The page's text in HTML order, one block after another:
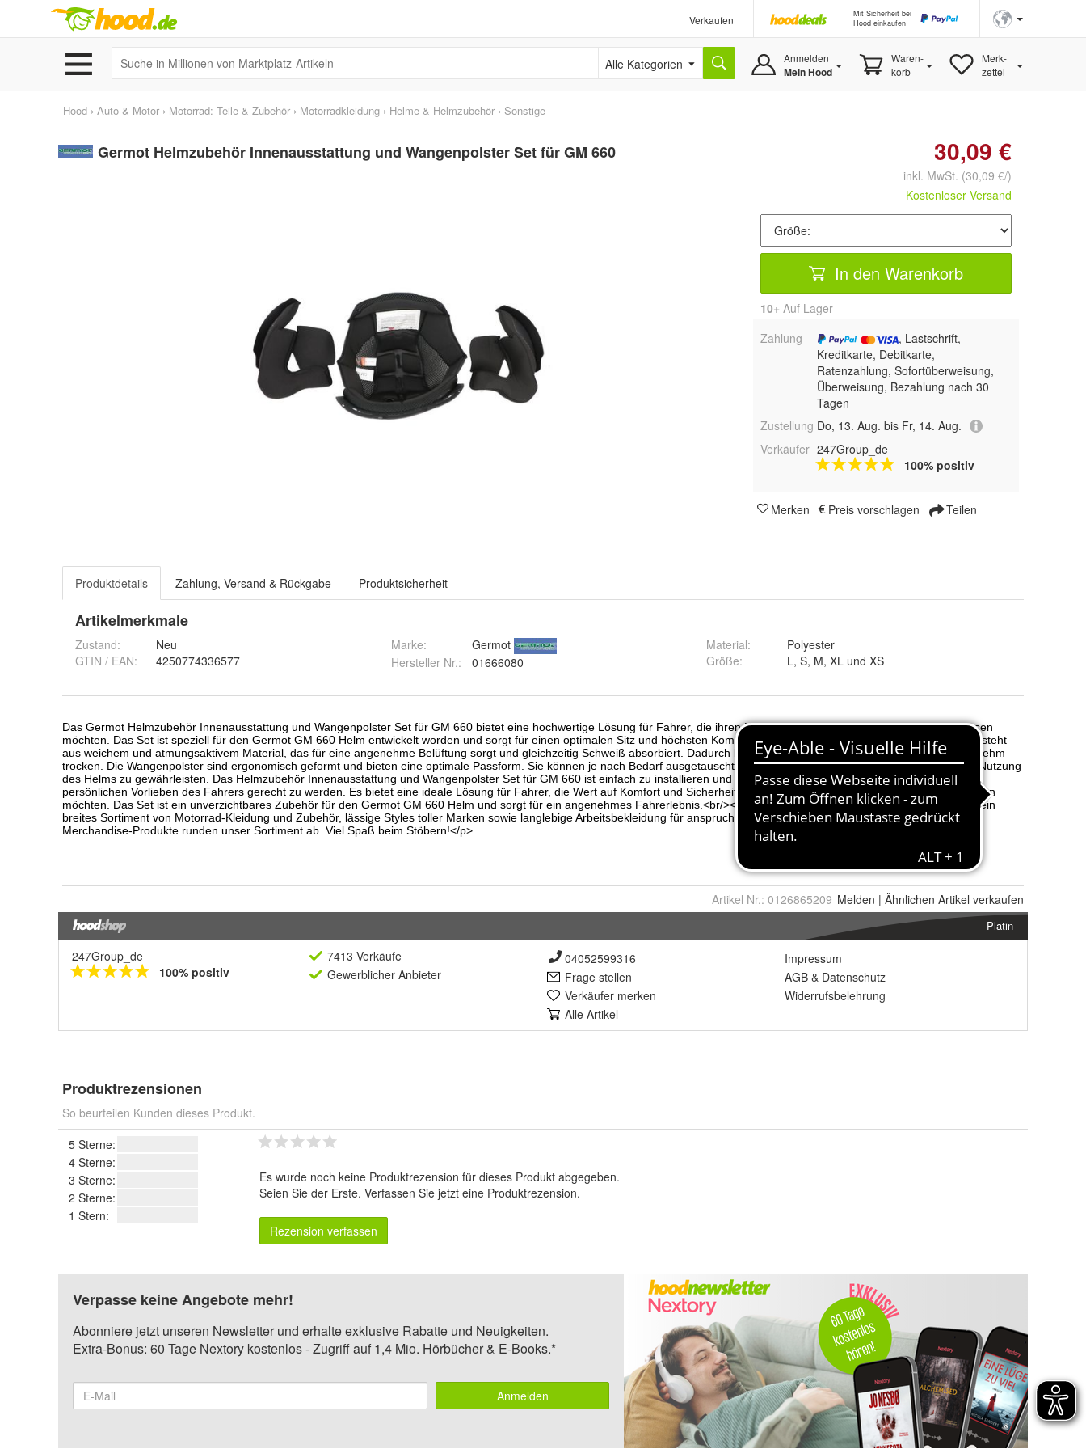
Verkaufen
Mit Sicherheit bei
Hood einkaufen
Alle Kategorien Anmelden
Mein Hood
Waren-
korb
Merk-
zettel
Hood › Auto & Motor › Motorrad: Teile & Zubehör › Motorradkleidung › Helme & Helmzubehör › Sonstige
Germot Helmzubehör Innenausstattung und Wangenpolster Set für GM 660 30,09 €
inkl. MwSt. (30,09 €/)
Kostenloser Versand
In den Warenkorb
10+ Auf Lager
Zahlung
, Lastschrift,
Kreditkarte, Debitkarte,
Ratenzahlung, Sofortüberweisung,
Überweisung, Bezahlung nach 30
Tagen
Zustellung Do, 13. Aug. bis Fr, 14. Aug.
Verkäufer 247Group_de
100% positiv
Merken Preis vorschlagen Teilen
Produktdetails Zahlung, Versand & Rückgabe Produktsicherheit
Artikelmerkmale
Zustand:
Neu
GTIN / EAN:
4250774336577
Marke:
Germot
Hersteller Nr.:
01666080
Material:
Polyester
Größe: L, S, M, XL und XS
Artikel Nr.: 0126865209 Melden | Ähnlichen Artikel verkaufen
Platin
247Group_de
100% positiv
7413 Verkäufe
Gewerblicher Anbieter
04052599316
Frage stellen
Verkäufer merken
Alle Artikel
Impressum
AGB & Datenschutz
Widerrufsbelehrung
Produktrezensionen
So beurteilen Kunden dieses Produkt.
5 Sterne:
4 Sterne:
3 Sterne:
2 Sterne:
1 Stern:
Es wurde noch keine Produktrezension für dieses Produkt abgegeben.
Seien Sie der Erste. Verfassen Sie jetzt eine Produktrezension.
Rezension verfassen
Verpasse keine Angebote mehr!
Abonniere jetzt unseren Newsletter und erhalte exklusive Rabatte und Neuigkeiten.
Extra-Bonus: 60 Tage Nextory kostenlos - Zugriff auf 1,4 Mio. Hörbücher & E-Books.*
Anmelden